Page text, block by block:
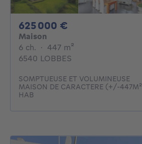
625 000 €
Maison
6 ch. 6 chambres
· 447 m²
6540 LOBBES
SOMPTUEUSE ET VOLUMINEUSE
MAISON DE CARACTERE (+/-447M²
HAB